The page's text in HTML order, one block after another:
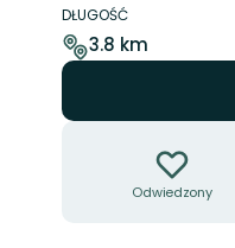
dotyczące
szlaku
DŁUGOŚĆ
3.8 km
Odwiedzony